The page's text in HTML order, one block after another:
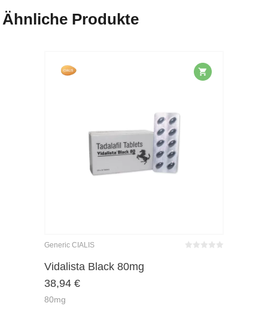
Ähnliche Produkte
Generic CIALIS
Vidalista Black 80mg
38,94 €
80mg